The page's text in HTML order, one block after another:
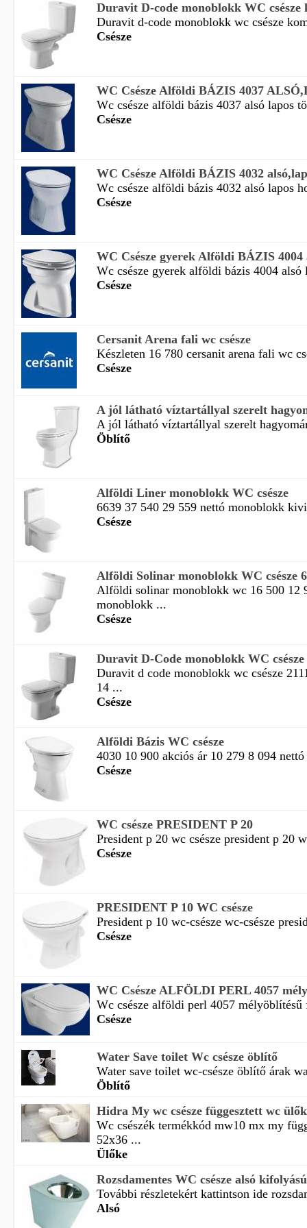
Duravit D-code monoblokk WC csésze
Duravit d-code monoblokk wc csésze
Csésze
WC Csésze Alföldi BÁZIS 4037
Wc csésze alföldi bázis 4037 alsó lapos
Csésze
WC Csésze Alföldi BÁZIS 4032
Wc csésze alföldi bázis 4032 alsó lapos
Csésze
WC Csésze gyerek Alföldi BÁZIS 4004
Wc csésze gyerek alföldi bázis 4004 alsó
Csésze
Cersanit Arena fali wc csésze
Készleten 16 780 cersanit arena fali wc
Csésze
A jól látható víztartállyal szerelt
A jól látható víztartállyal szerelt
Öblítő
Alföldi Liner monoblokk WC csésze
6639 37 540 29 559 nettó monoblokk
Csésze
Alföldi Solinar monoblokk WC csésze
Alföldi solinar monoblokk wc 16 500 12
monoblokk ...
Csésze
Duravit D-Code monoblokk WC csésze
Duravit d code monoblokk wc csésze
14 ...
Csésze
Alföldi Bázis WC csésze
4030 10 900 akciós ár 10 279 8 094
Csésze
WC csésze PRESIDENT P 20
President p 20 wc csésze president p 20
Csésze
PRESIDENT P 10 WC csésze
President p 10 wc-csésze wc-csésze
Csésze
WC Csésze ALFÖLDI PERL 4057
Wc csésze alföldi perl 4057
Csésze
Water Save toilet Wc csésze öblítő
Water save toilet wc-csésze öblítő árak
Öblítő
Hidra My wc csésze függesztett wc
Wc csészék termékkód mw10 mx my
52x36 ...
Ülőke
Rozsdamentes WC csésze alsó kifolyású
További részletekért kattintson ide
Alsó